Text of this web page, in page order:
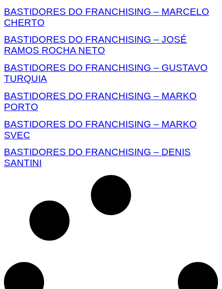
BASTIDORES DO FRANCHISING – MARCELO
CHERTO
BASTIDORES DO FRANCHISING – JOSÉ
RAMOS ROCHA NETO
BASTIDORES DO FRANCHISING – GUSTAVO
TURQUIA
BASTIDORES DO FRANCHISING – MARKO
PORTO
BASTIDORES DO FRANCHISING – MARKO
SVEC
BASTIDORES DO FRANCHISING – DENIS
SANTINI